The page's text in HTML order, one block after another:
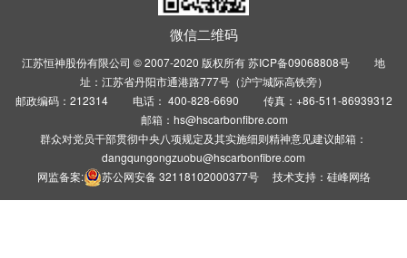
微信二维码
江苏恒神股份有限公司 © 2007-2020 版权所有苏ICP备09068808号 地
址：江苏省丹阳市通港路777号（沪宁城际高铁旁）
邮政编码：212314 电话： 400-828-6690 传真：+86-511-86939312
邮箱：hs@hscarbonfibre.com
群众对党员干部贯彻中央八项规定及其实施细则精神意见建议邮箱：
dangqungongzuobu@hscarbonfibre.com
网监备案:
苏公网安备 32118102000377号技术支持： 硅峰网络